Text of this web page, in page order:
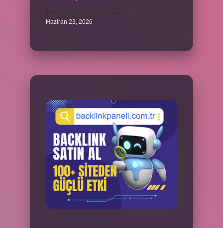
Haziran 23, 2026